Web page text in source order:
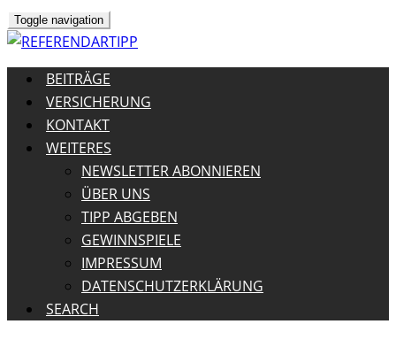
Toggle navigation
BEITRÄGE
VERSICHERUNG
KONTAKT
WEITERES
NEWSLETTER ABONNIEREN
ÜBER UNS
TIPP ABGEBEN
GEWINNSPIELE
IMPRESSUM
DATENSCHUTZERKLÄRUNG
SEARCH